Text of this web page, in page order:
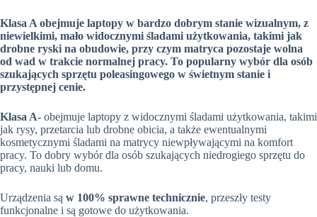
Klasa A obejmuje laptopy w bardzo dobrym stanie wizualnym, z
niewielkimi, mało widocznymi śladami użytkowania, takimi jak
drobne ryski na obudowie, przy czym matryca pozostaje wolna
od wad w trakcie normalnej pracy. To popularny wybór dla osób
szukających sprzętu poleasingowego w świetnym stanie i
przystępnej cenie.
Klasa A- obejmuje laptopy z widocznymi śladami użytkowania, takimi
jak rysy, przetarcia lub drobne obicia, a także ewentualnymi
kosmetycznymi śladami na matrycy niewpływającymi na komfort
pracy. To dobry wybór dla osób szukających niedrogiego sprzętu do
pracy, nauki lub domu.
Urządzenia są w 100% sprawne technicznie, przeszły testy
funkcjonalne i są gotowe do użytkowania.